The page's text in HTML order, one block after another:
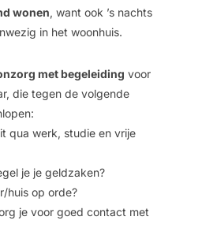
wonen, want ook ’s nachts
in het woonhuis.
met begeleiding voor
die tegen de volgende
qua werk, studie en vrije
je je geldzaken?
huis op orde?
je voor goed contact met